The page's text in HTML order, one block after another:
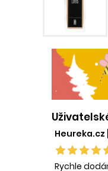
Heureka.cz
Rychle